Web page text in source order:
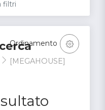
filtri
[MEGAHOUSE]
Ordinamento